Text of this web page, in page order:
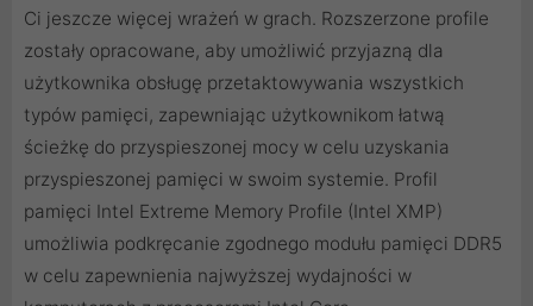
Ci jeszcze więcej wrażeń w grach. Rozszerzone profile
zostały opracowane, aby umożliwić przyjazną dla
użytkownika obsługę przetaktowywania wszystkich
typów pamięci, zapewniając użytkownikom łatwą
ścieżkę do przyspieszonej mocy w celu uzyskania
przyspieszonej pamięci w swoim systemie. Profil
pamięci Intel Extreme Memory Profile (Intel XMP)
umożliwia podkręcanie zgodnego modułu pamięci DDR5
w celu zapewnienia najwyższej wydajności w